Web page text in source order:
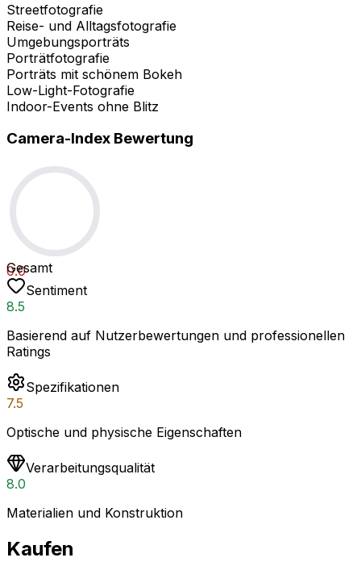
Streetfotografie
Reise- und Alltagsfotografie
Umgebungsporträts
Porträtfotografie
Porträts mit schönem Bokeh
Low-Light-Fotografie
Indoor-Events ohne Blitz
Camera-Index Bewertung
0.0
Gesamt
Sentiment
8.5
Basierend auf Nutzerbewertungen und professionellen
Ratings
Spezifikationen
7.5
Optische und physische Eigenschaften
Verarbeitungsqualität
8.0
Materialien und Konstruktion
Kaufen